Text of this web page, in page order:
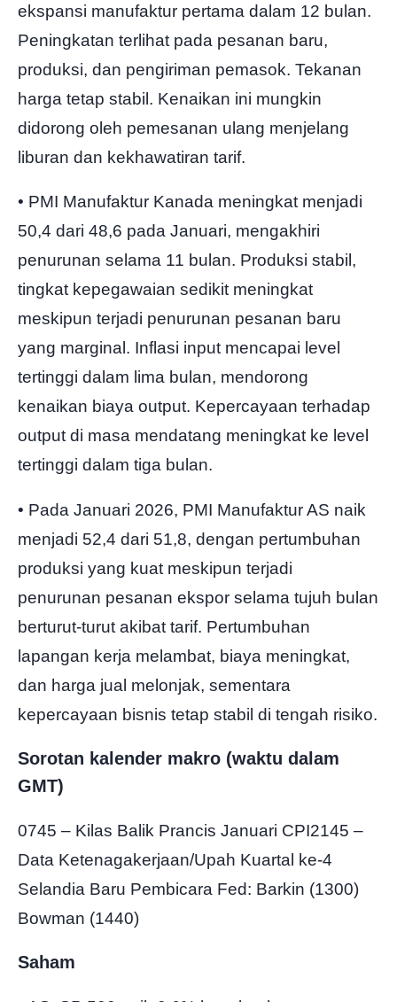
ekspansi manufaktur pertama dalam 12 bulan.
Peningkatan terlihat pada pesanan baru,
produksi, dan pengiriman pemasok. Tekanan
harga tetap stabil. Kenaikan ini mungkin
didorong oleh pemesanan ulang menjelang
liburan dan kekhawatiran tarif.
• PMI Manufaktur Kanada meningkat menjadi
50,4 dari 48,6 pada Januari, mengakhiri
penurunan selama 11 bulan. Produksi stabil,
tingkat kepegawaian sedikit meningkat
meskipun terjadi penurunan pesanan baru
yang marginal. Inflasi input mencapai level
tertinggi dalam lima bulan, mendorong
kenaikan biaya output. Kepercayaan terhadap
output di masa mendatang meningkat ke level
tertinggi dalam tiga bulan.
• Pada Januari 2026, PMI Manufaktur AS naik
menjadi 52,4 dari 51,8, dengan pertumbuhan
produksi yang kuat meskipun terjadi
penurunan pesanan ekspor selama tujuh bulan
berturut-turut akibat tarif. Pertumbuhan
lapangan kerja melambat, biaya meningkat,
dan harga jual melonjak, sementara
kepercayaan bisnis tetap stabil di tengah risiko.
Sorotan kalender makro (waktu dalam
GMT)
0745 – Kilas Balik Prancis Januari CPI2145 –
Data Ketenagakerjaan/Upah Kuartal ke-4
Selandia Baru Pembicara Fed: Barkin (1300)
Bowman (1440)
Saham